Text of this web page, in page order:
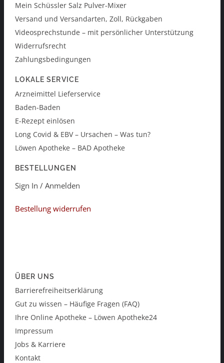
Mein Schüssler Salz Pulver-Mixer
Versand und Versandarten, Zoll, Rückgaben
Videosprechstunde – mit persönlicher Unterstützung
Widerrufsrecht
Zahlungsbedingungen
LOKALE SERVICE
Arzneimittel Lieferservice
Baden-Baden
E-Rezept einlösen
Long Covid & EBV – Ursachen – Was tun?
Löwen Apotheke – BAD Apotheke
BESTELLUNGEN
Sign In / Anmelden
Bestellung widerrufen
ÜBER UNS
Barrierefreiheitserklärung
Gut zu wissen – Häufige Fragen (FAQ)
Ihre Online Apotheke – Löwen Apotheke24
Impressum
Jobs & Karriere
Kontakt